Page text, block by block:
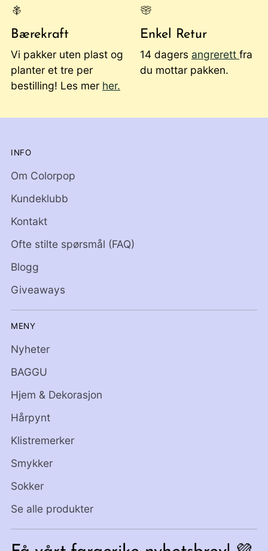
Bærekraft
Vi pakker uten plast og
planter et tre per
bestilling! Les mer her.
Enkel Retur
14 dagers angrerett fra
du mottar pakken.
INFO
Om Colorpop
Kundeklubb
Kontakt
Ofte stilte spørsmål (FAQ)
Blogg
Giveaways
MENY
Nyheter
BAGGU
Hjem & Dekorasjon
Hårpynt
Klistremerker
Smykker
Sokker
Se alle produkter